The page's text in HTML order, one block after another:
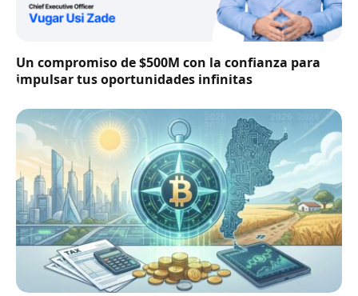
Un compromiso de $500M con la confianza para
impulsar tus oportunidades infinitas